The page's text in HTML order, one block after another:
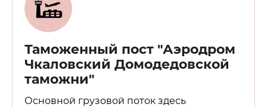
Таможенный пост "Аэродром
Чкаловский Домодедовской
таможни"
Основной грузовой поток здесь